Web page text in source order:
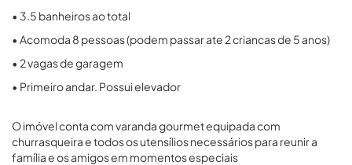
• 3.5 banheiros ao total
• Acomoda 8 pessoas (podem passar ate 2 criancas de 5 anos)
• 2 vagas de garagem
• Primeiro andar. Possui elevador
O imóvel conta com varanda gourmet equipada com
churrasqueira e todos os utensílios necessários para reunir a
família e os amigos em momentos especiais